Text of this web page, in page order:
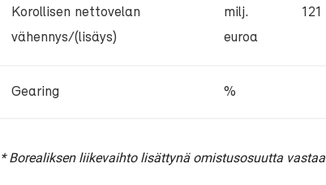
Korollisen nettovelan
vähennys/(lisäys)
milj.
euroa
121
Gearing %
* Borealiksen liikevaihto lisättynä omistusosuutta